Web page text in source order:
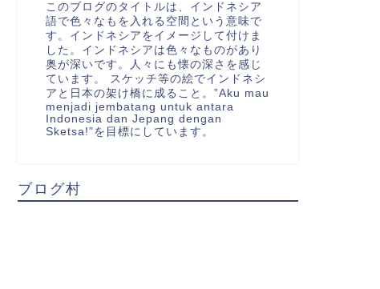
このブログのタイトルは、インドネシア
語で色々なもを入れる空間という意味で
す。インドネシアをイメージして付けま
した。インドネシアは色々なものがあり
奥が深いです。人々にも懐の深さを感じ
ています。 スケッチ等の絵でインドネシ
アと日本の架け橋に成ること。”Aku mau
menjadi jembatang untuk antara
Indonesia dan Jepang dengan
Sketsa!”を目標にしています。
ブログ村